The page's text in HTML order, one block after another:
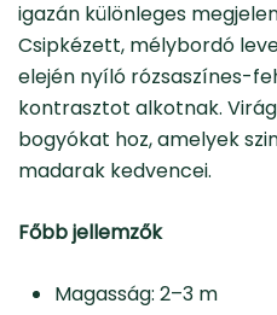
igazán különleges
Csipkézett, mélybordó
elején nyíló rózsaszínes-
kontrasztot alkotnak.
bogyókat hoz, amelyek
madarak kedvencei.
Főbb jellemzők
Magasság: 2–3 m